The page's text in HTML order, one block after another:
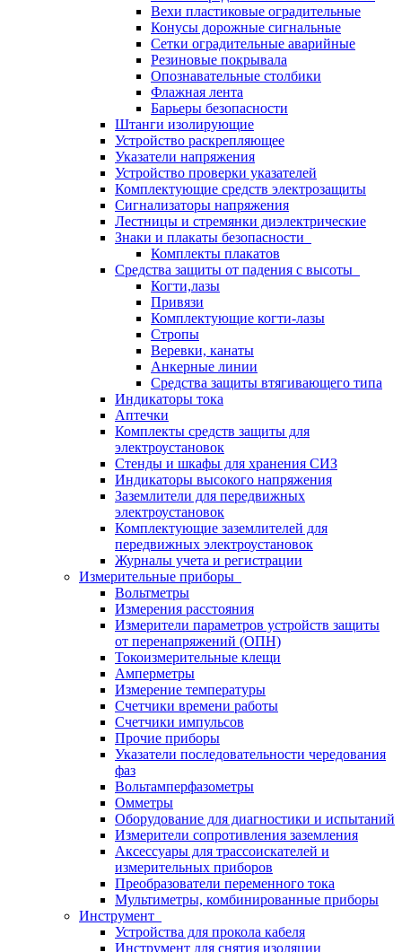
Вехи пластиковые оградительные
Конусы дорожные сигнальные
Сетки оградительные аварийные
Резиновые покрывала
Опознавательные столбики
Флажная лента
Барьеры безопасности
Штанги изолирующие
Устройство раскрепляющее
Указатели напряжения
Устройство проверки указателей
Комплектующие средств электрозащиты
Сигнализаторы напряжения
Лестницы и стремянки диэлектрические
Знаки и плакаты безопасности
Комплекты плакатов
Средства защиты от падения с высоты
Когти,лазы
Привязи
Комплектующие когти-лазы
Стропы
Веревки, канаты
Анкерные линии
Средства защиты втягивающего типа
Индикаторы тока
Аптечки
Комплекты средств защиты для
электроустановок
Стенды и шкафы для хранения СИЗ
Индикаторы высокого напряжения
Заземлители для передвижных
электроустановок
Комплектующие заземлителей для
передвижных электроустановок
Журналы учета и регистрации
Измерительные приборы
Вольтметры
Измерения расстояния
Измерители параметров устройств защиты
от перенапряжений (ОПН)
Токоизмерительные клещи
Амперметры
Измерение температуры
Счетчики времени работы
Счетчики импульсов
Прочие приборы
Указатели последовательности чередования
фаз
Вольтамперфазометры
Омметры
Оборудование для диагностики и испытаний
Измерители сопротивления заземления
Аксессуары для трассоискателей и
измерительных приборов
Преобразователи переменного тока
Мультиметры, комбинированные приборы
Инструмент
Устройства для прокола кабеля
Инструмент для снятия изоляции